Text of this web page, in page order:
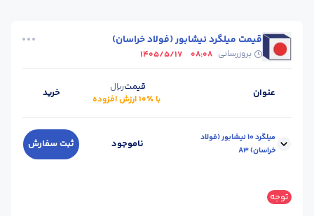
قیمت میلگرد نیشابور (فولاد خراسان)
بروزرسانی 08:08
1405/5/17
عنوان قیمتریال
با ٪۱۰ ارزش افزوده
خرید
میلگرد 10 نیشابور (فولاد
خراسان) A3
ناموجود ثبت سفارش
سایز :
توجه